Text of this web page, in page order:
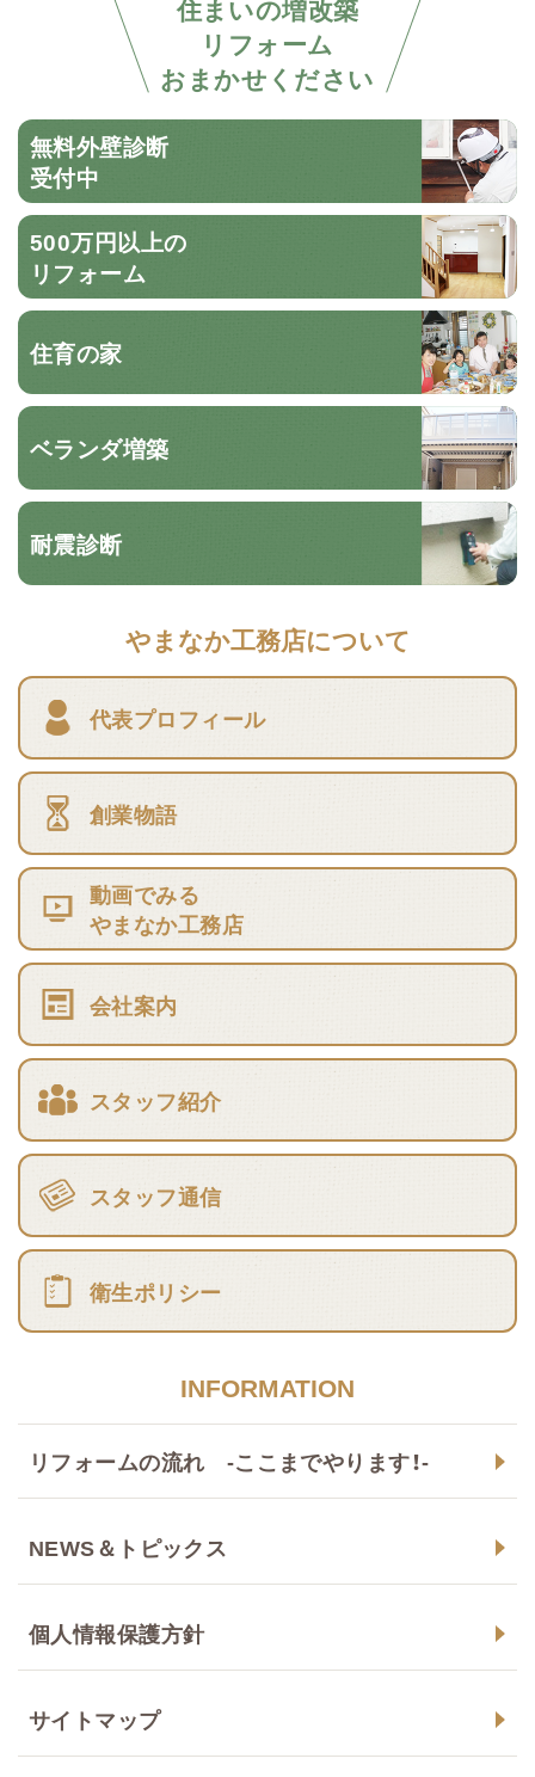
住まいの増改築
リフォーム
おまかせください
無料外壁診断
受付中
500万円以上の
リフォーム
住育の家
ベランダ増築
耐震診断
やまなか工務店について
代表プロフィール
創業物語
動画でみる
やまなか工務店
会社案内
スタッフ紹介
スタッフ通信
衛生ポリシー
INFORMATION
リフォームの流れ -ここまでやります！-
NEWS＆トピックス
個人情報保護方針
サイトマップ